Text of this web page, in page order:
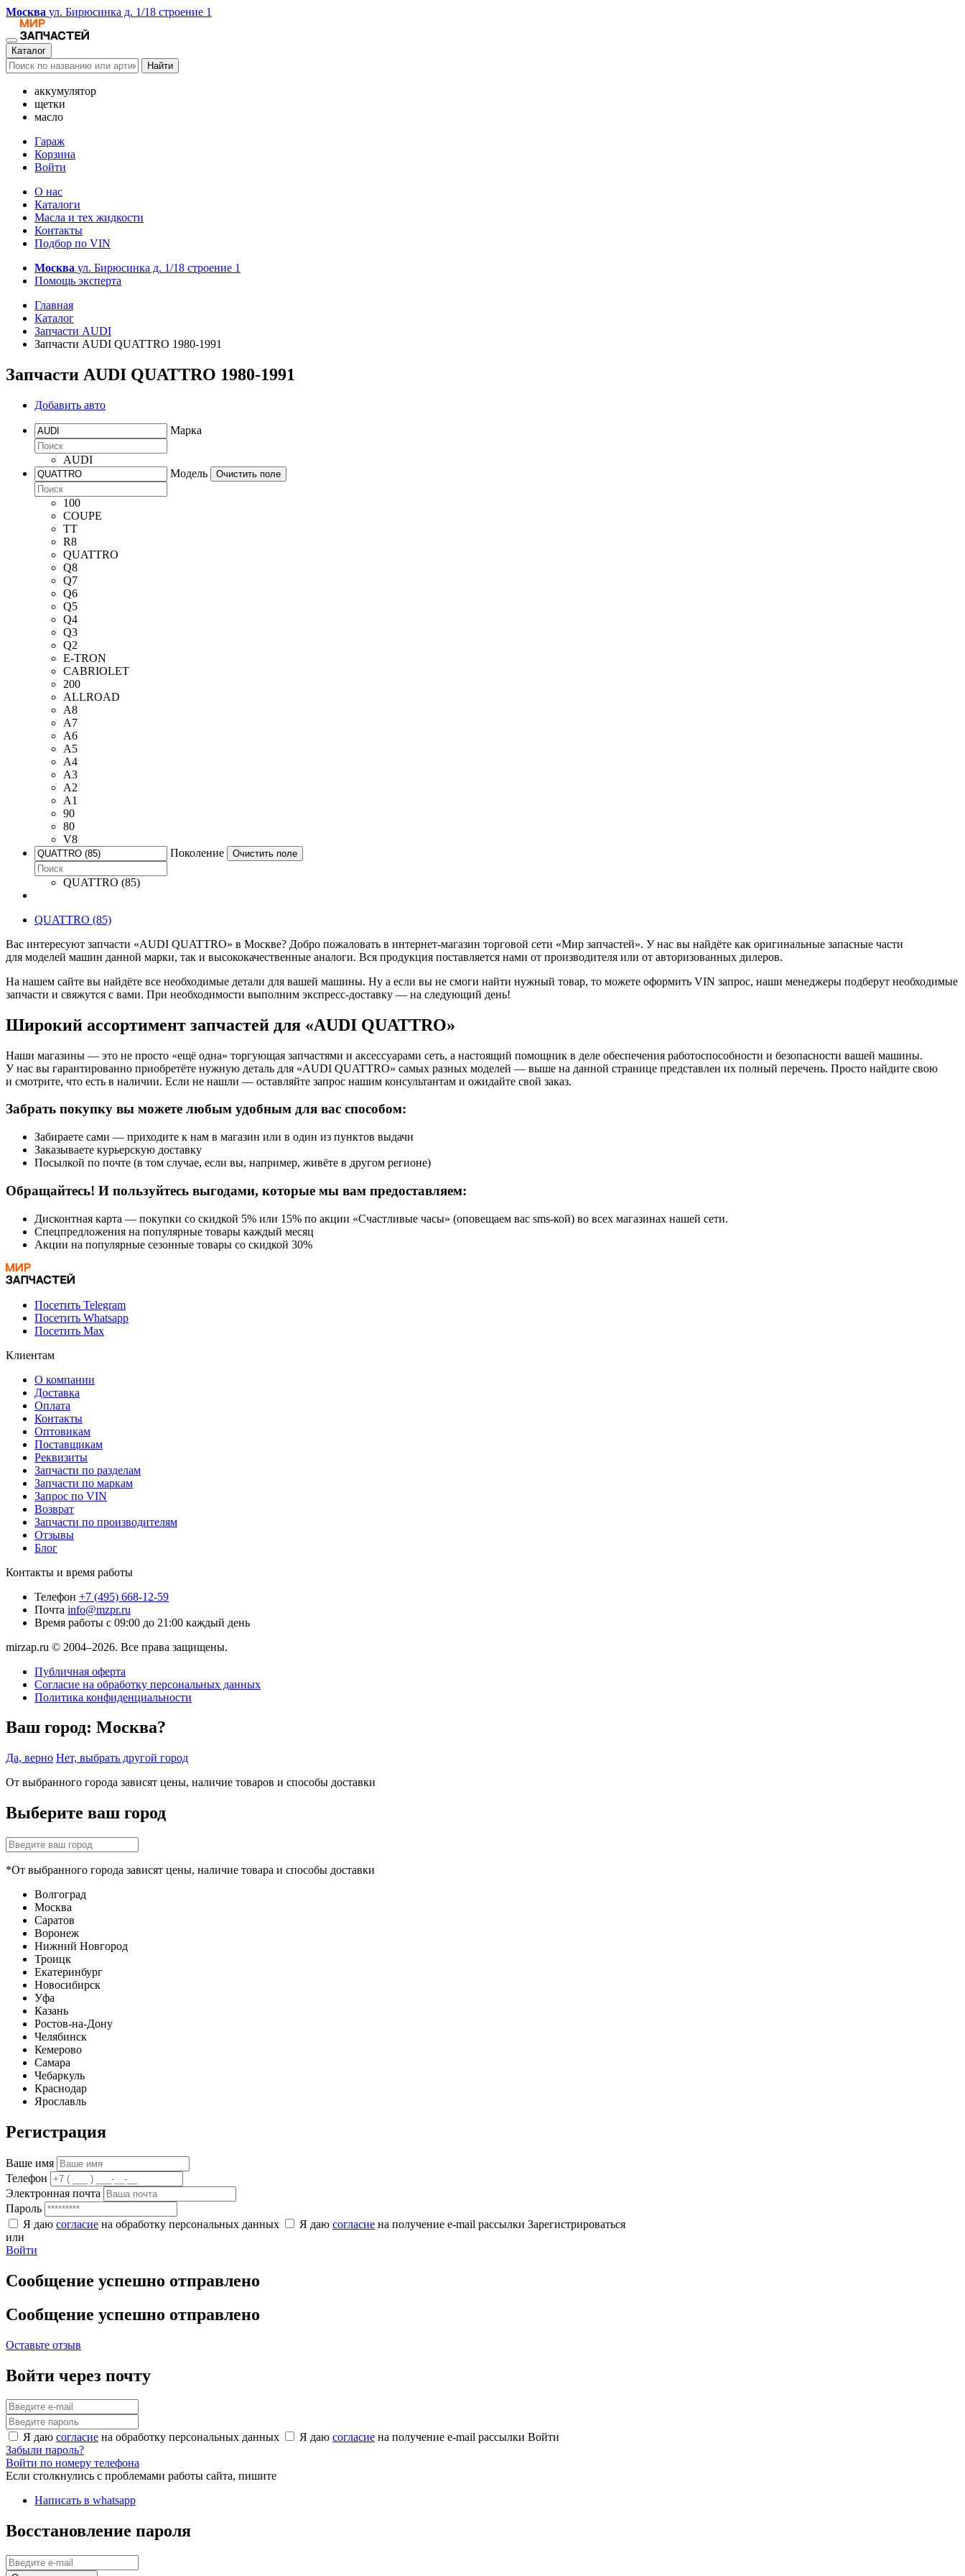
Москва ул. Бирюсинка д. 1/18 строение 1
Каталог
Найти
аккумулятор
щетки
масло
Гараж
Корзина
Войти
О нас
Каталоги
Масла и тех жидкости
Контакты
Подбор по VIN
Москва ул. Бирюсинка д. 1/18 строение 1
Помощь эксперта
Главная
Каталог
Запчасти AUDI
Запчасти AUDI QUATTRO 1980-1991
Запчасти AUDI QUATTRO 1980-1991
Добавить авто
Марка
AUDI
Модель
Очистить поле
100
COUPE
TT
R8
QUATTRO
Q8
Q7
Q6
Q5
Q4
Q3
Q2
E-TRON
CABRIOLET
200
ALLROAD
A8
A7
A6
A5
A4
A3
A2
A1
90
80
V8
Поколение
Очистить поле
QUATTRO (85)
QUATTRO (85)
Вас интересуют запчасти «AUDI QUATTRO» в Москве? Добро пожаловать в интернет-магазин торговой сети «Мир запчастей». У нас вы найдёте как оригинальные запасные части
для моделей машин данной марки, так и высококачественные аналоги. Вся продукция поставляется нами от производителя или от авторизованных дилеров.
На нашем сайте вы найдёте все необходимые детали для вашей машины. Ну а если вы не смоги найти нужный товар, то можете оформить VIN запрос, наши менеджеры подберут необходимые
запчасти и свяжутся с вами. При необходимости выполним экспресс-доставку — на следующий день!
Широкий ассортимент запчастей для «AUDI QUATTRO»
Наши магазины — это не просто «ещё одна» торгующая запчастями и аксессуарами сеть, а настоящий помощник в деле обеспечения работоспособности и безопасности вашей машины.
У нас вы гарантированно приобретёте нужную деталь для «AUDI QUATTRO» самых разных моделей — выше на данной странице представлен их полный перечень. Просто найдите свою
и смотрите, что есть в наличии. Если не нашли — оставляйте запрос нашим консультантам и ожидайте свой заказ.
Забрать покупку вы можете любым удобным для вас способом:
Забираете сами — приходите к нам в магазин или в один из пунктов выдачи
Заказываете курьерскую доставку
Посылкой по почте (в том случае, если вы, например, живёте в другом регионе)
Обращайтесь! И пользуйтесь выгодами, которые мы вам предоставляем:
Дисконтная карта — покупки со скидкой 5% или 15% по акции «Счастливые часы» (оповещаем вас sms-кой) во всех магазинах нашей сети.
Спецпредложения на популярные товары каждый месяц
Акции на популярные сезонные товары со скидкой 30%
Посетить Telegram
Посетить Whatsapp
Посетить Max
Клиентам
О компании
Доставка
Оплата
Контакты
Оптовикам
Поставщикам
Реквизиты
Запчасти по разделам
Запчасти по маркам
Запрос по VIN
Возврат
Запчасти по производителям
Отзывы
Блог
Контакты и время работы
Телефон +7 (495) 668-12-59
Почта info@mzpr.ru
Время работы с 09:00 до 21:00 каждый день
mirzap.ru © 2004–2026. Все права защищены.
Публичная оферта
Согласие на обработку персональных данных
Политика конфиденциальности
Ваш город: Москва?
Да, верно Нет, выбрать другой город
От выбранного города зависят цены, наличие товаров и способы доставки
Выберите ваш город
*От выбранного города зависят цены, наличие товара и способы доставки
Волгоград
Москва
Саратов
Воронеж
Нижний Новгород
Троицк
Екатеринбург
Новосибирск
Уфа
Казань
Ростов-на-Дону
Челябинск
Кемерово
Самара
Чебаркуль
Краснодар
Ярославль
Регистрация
Ваше имя
Телефон
Электронная почта
Пароль
Я даю согласие на обработку персональных данных Я даю согласие на получение e-mail рассылки Зарегистрироваться
или
Войти
Сообщение успешно отправлено
Сообщение успешно отправлено
Оставьте отзыв
Войти через почту
Я даю согласие на обработку персональных данных Я даю согласие на получение e-mail рассылки Войти
Забыли пароль?
Войти по номеру телефона
Если столкнулись с проблемами работы сайта, пишите
Написать в whatsapp
Восстановление пароля